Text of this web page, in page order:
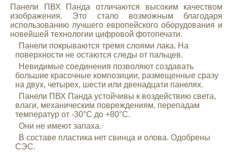
Панели ПВХ Панда отличаются высоким качеством
изображения. Это стало возможным благодаря
использованию лучшего европейского оборудования и
новейшей технологии цифровой фотопечати.
Панели покрываются тремя слоями лака. На
поверхности не остаются следы от пальцев.
Невидимые соединения позволяют создавать
большие красочные композиции, размещенные сразу
на двух, четырех, шести или двенадцати панелях.
Панели ПВХ Панда устойчивы к воздействию света,
влаги, механическим повреждениям, перепадам
температур от -30°С до +80°С.
Они не имеют запаха.
В составе пластика нет свинца и олова. Одобрены
СЭС.